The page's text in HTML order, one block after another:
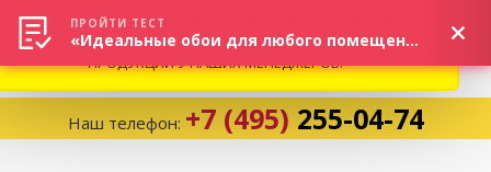
Наш телефон: +7 (495) 255-04-74
ВНИМАНИЕ! В СВЯЗИ С СИТУАЦИЕЙ НА РЫНКЕ, ПРОСИМ
УТОЧНЯТЬ АКТУАЛЬНУЮ СТОИМОСТЬ И НАЛИЧИЕ
ПРОДУКЦИИ У НАШИХ МЕНЕДЖЕРОВ.
ПРОЙТИ ТЕСТ
«Идеальные обои для любого помещения!»